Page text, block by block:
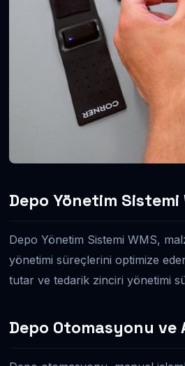
Depo Yönetim Sistemi
Depo Yönetim Sistemi WMS,
yönetimi süreçlerini optimize
tutar ve tedarik zinciri yönetimi
Depo Otomasyonu ve